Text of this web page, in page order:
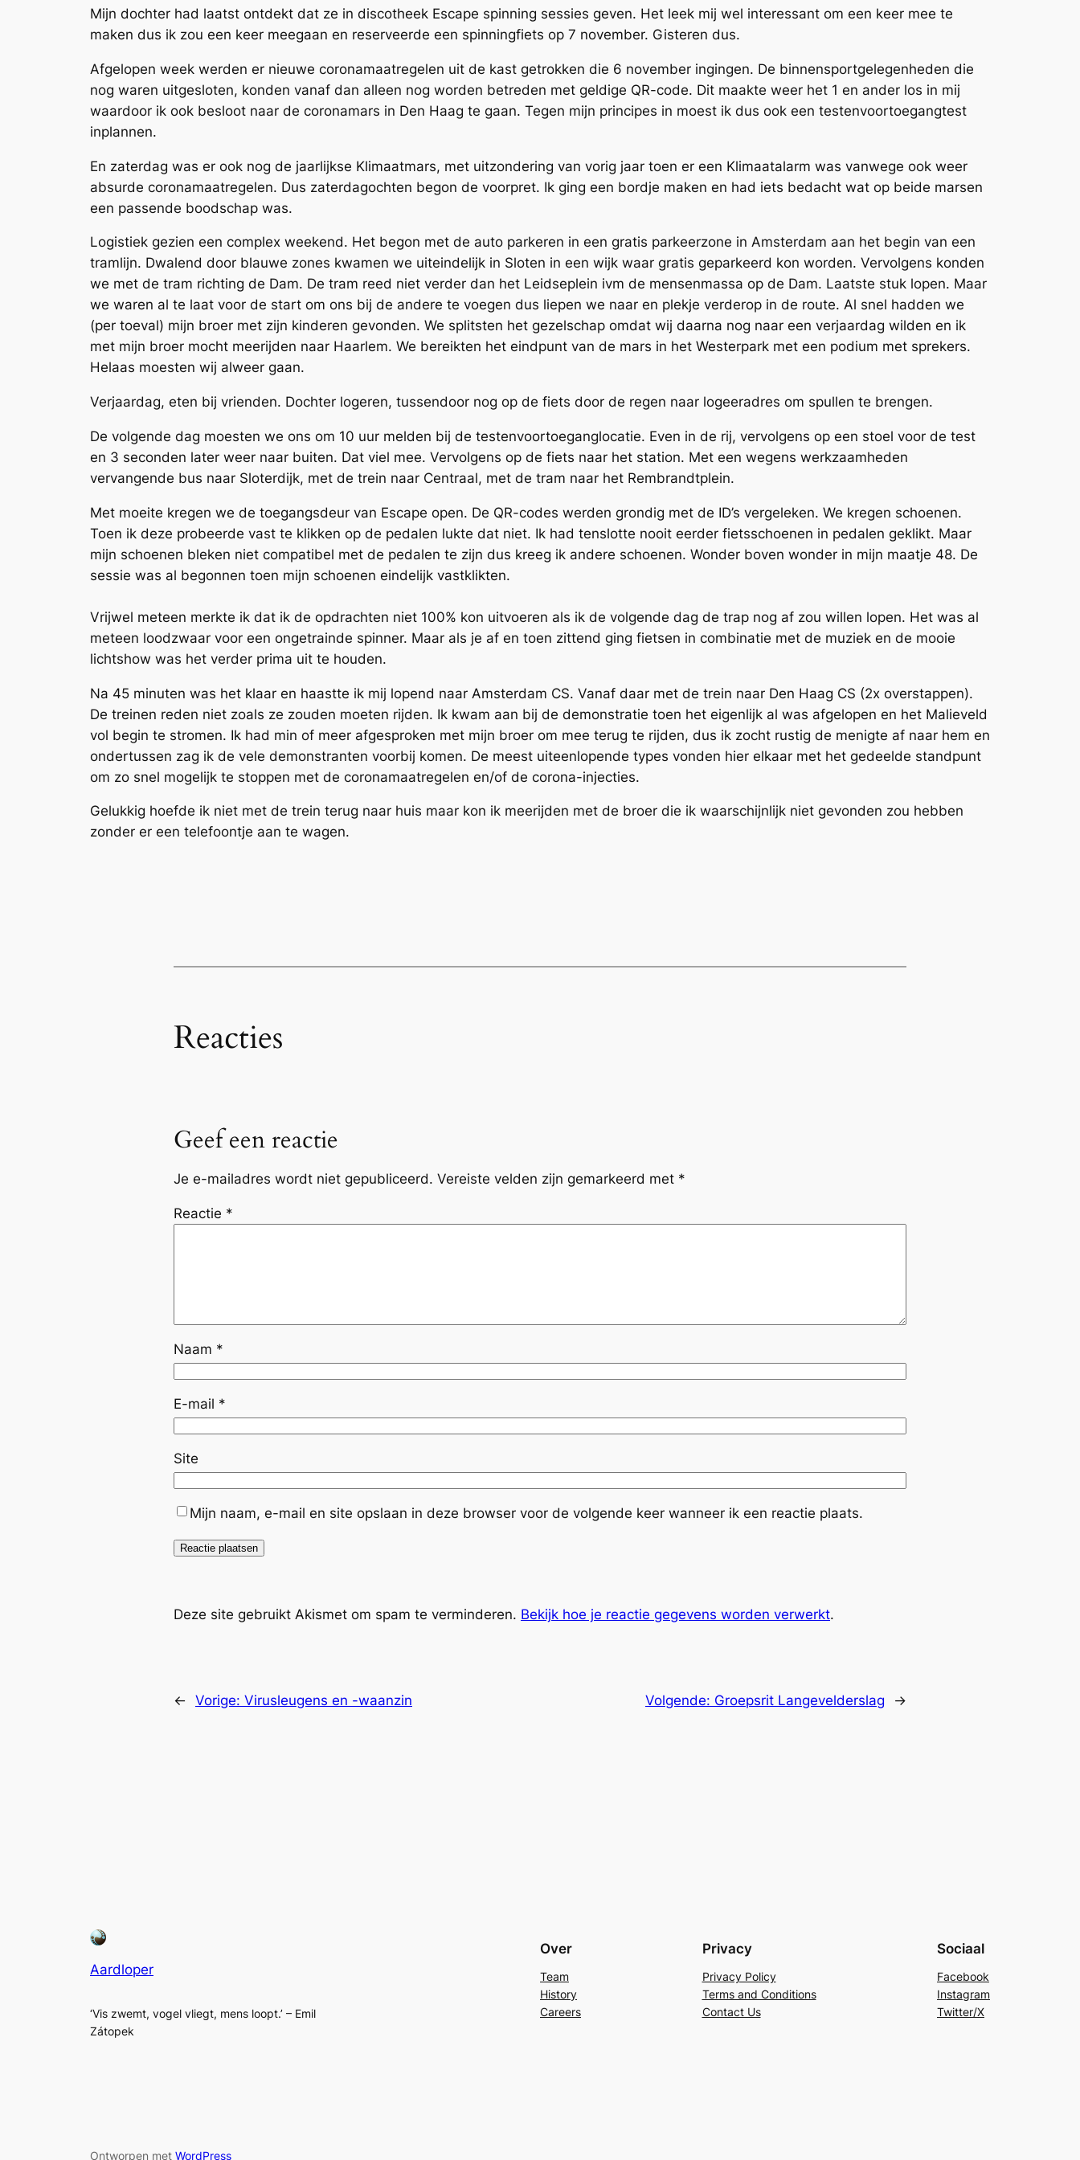
Mijn dochter had laatst ontdekt dat ze in discotheek Escape spinning sessies geven. Het leek mij wel interessant om een keer mee te
maken dus ik zou een keer meegaan en reserveerde een spinningfiets op 7 november. Gisteren dus.
Afgelopen week werden er nieuwe coronamaatregelen uit de kast getrokken die 6 november ingingen. De binnensportgelegenheden die
nog waren uitgesloten, konden vanaf dan alleen nog worden betreden met geldige QR-code. Dit maakte weer het 1 en ander los in mij
waardoor ik ook besloot naar de coronamars in Den Haag te gaan. Tegen mijn principes in moest ik dus ook een testenvoortoegangtest
inplannen.
En zaterdag was er ook nog de jaarlijkse Klimaatmars, met uitzondering van vorig jaar toen er een Klimaatalarm was vanwege ook weer
absurde coronamaatregelen. Dus zaterdagochten begon de voorpret. Ik ging een bordje maken en had iets bedacht wat op beide marsen
een passende boodschap was.
Logistiek gezien een complex weekend. Het begon met de auto parkeren in een gratis parkeerzone in Amsterdam aan het begin van een
tramlijn. Dwalend door blauwe zones kwamen we uiteindelijk in Sloten in een wijk waar gratis geparkeerd kon worden. Vervolgens konden
we met de tram richting de Dam. De tram reed niet verder dan het Leidseplein ivm de mensenmassa op de Dam. Laatste stuk lopen. Maar
we waren al te laat voor de start om ons bij de andere te voegen dus liepen we naar en plekje verderop in de route. Al snel hadden we
(per toeval) mijn broer met zijn kinderen gevonden. We splitsten het gezelschap omdat wij daarna nog naar een verjaardag wilden en ik
met mijn broer mocht meerijden naar Haarlem. We bereikten het eindpunt van de mars in het Westerpark met een podium met sprekers.
Helaas moesten wij alweer gaan.
Verjaardag, eten bij vrienden. Dochter logeren, tussendoor nog op de fiets door de regen naar logeeradres om spullen te brengen.
De volgende dag moesten we ons om 10 uur melden bij de testenvoortoeganglocatie. Even in de rij, vervolgens op een stoel voor de test
en 3 seconden later weer naar buiten. Dat viel mee. Vervolgens op de fiets naar het station. Met een wegens werkzaamheden
vervangende bus naar Sloterdijk, met de trein naar Centraal, met de tram naar het Rembrandtplein.
Met moeite kregen we de toegangsdeur van Escape open. De QR-codes werden grondig met de ID’s vergeleken. We kregen schoenen.
Toen ik deze probeerde vast te klikken op de pedalen lukte dat niet. Ik had tenslotte nooit eerder fietsschoenen in pedalen geklikt. Maar
mijn schoenen bleken niet compatibel met de pedalen te zijn dus kreeg ik andere schoenen. Wonder boven wonder in mijn maatje 48. De
sessie was al begonnen toen mijn schoenen eindelijk vastklikten.
Vrijwel meteen merkte ik dat ik de opdrachten niet 100% kon uitvoeren als ik de volgende dag de trap nog af zou willen lopen. Het was al
meteen loodzwaar voor een ongetrainde spinner. Maar als je af en toen zittend ging fietsen in combinatie met de muziek en de mooie
lichtshow was het verder prima uit te houden.
Na 45 minuten was het klaar en haastte ik mij lopend naar Amsterdam CS. Vanaf daar met de trein naar Den Haag CS (2x overstappen).
De treinen reden niet zoals ze zouden moeten rijden. Ik kwam aan bij de demonstratie toen het eigenlijk al was afgelopen en het Malieveld
vol begin te stromen. Ik had min of meer afgesproken met mijn broer om mee terug te rijden, dus ik zocht rustig de menigte af naar hem en
ondertussen zag ik de vele demonstranten voorbij komen. De meest uiteenlopende types vonden hier elkaar met het gedeelde standpunt
om zo snel mogelijk te stoppen met de coronamaatregelen en/of de corona-injecties.
Gelukkig hoefde ik niet met de trein terug naar huis maar kon ik meerijden met de broer die ik waarschijnlijk niet gevonden zou hebben
zonder er een telefoontje aan te wagen.
Reacties
Geef een reactie
Je e-mailadres wordt niet gepubliceerd. Vereiste velden zijn gemarkeerd met *
Reactie *
Naam *
E-mail *
Site
Mijn naam, e-mail en site opslaan in deze browser voor de volgende keer wanneer ik een reactie plaats.
Deze site gebruikt Akismet om spam te verminderen. Bekijk hoe je reactie gegevens worden verwerkt.
← Vorige: Virusleugens en -waanzin Volgende: Groepsrit Langevelderslag →
Aardloper
‘Vis zwemt, vogel vliegt, mens loopt.’ – Emil
Zátopek
Over
Team
History
Careers
Privacy
Privacy Policy
Terms and Conditions
Contact Us
Sociaal
Facebook
Instagram
Twitter/X
Ontworpen met WordPress